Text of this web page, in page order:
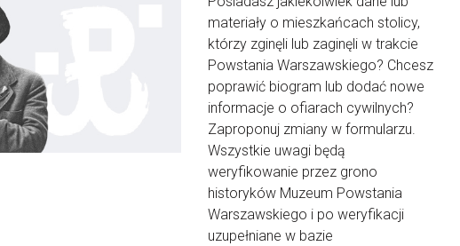
materiały o mieszkańcach stolicy,
którzy zginęli lub zaginęli w trakcie
Powstania Warszawskiego? Chcesz
poprawić biogram lub dodać nowe
informacje o ofiarach cywilnych?
Zaproponuj zmiany w formularzu.
Wszystkie uwagi będą
weryfikowanie przez grono
historyków Muzeum Powstania
Warszawskiego i po weryfikacji
uzupełniane w bazie